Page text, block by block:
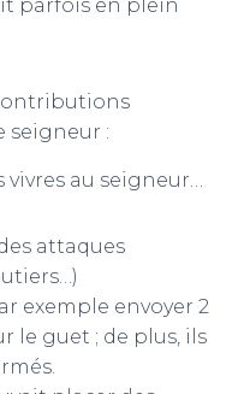
parfois en plein
seigneur :
vivres au seigneur…
attaques
exemple envoyer 2
le guet ; de plus, ils